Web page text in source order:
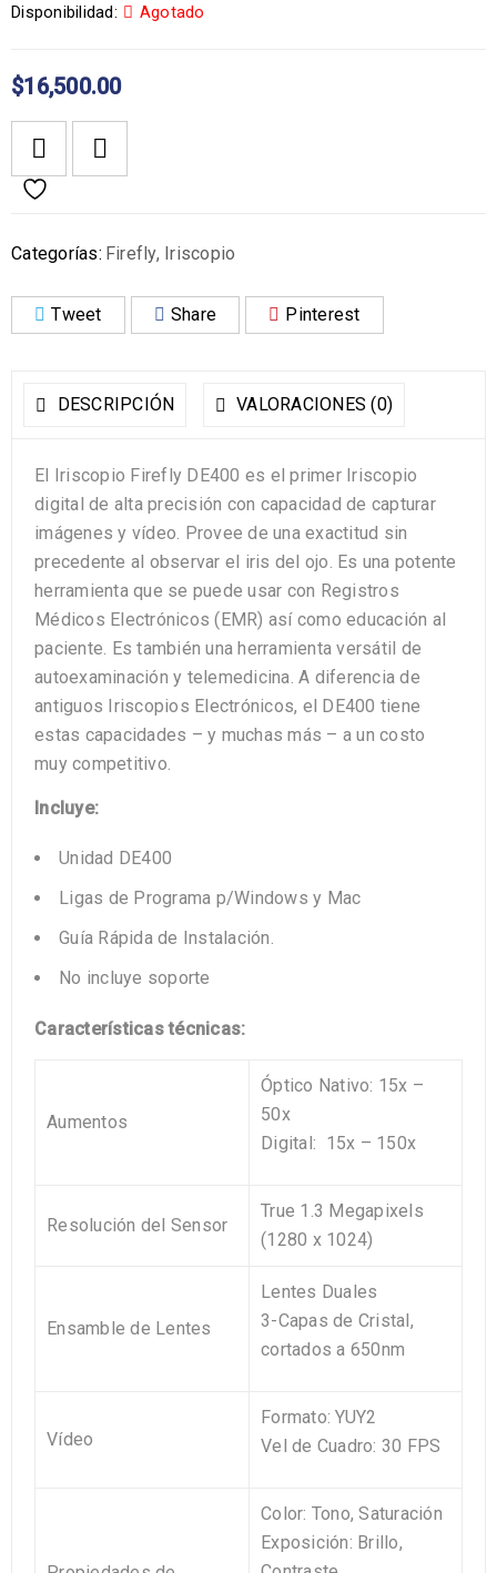
Disponibilidad: Agotado
$16,500.00
Categorías: Firefly, Iriscopio
Tweet Share Pinterest
DESCRIPCIÓN VALORACIONES (0)
El Iriscopio Firefly DE400 es el primer Iriscopio
digital de alta precisión con capacidad de capturar
imágenes y vídeo. Provee de una exactitud sin
precedente al observar el iris del ojo. Es una potente
herramienta que se puede usar con Registros
Médicos Electrónicos (EMR) así como educación al
paciente. Es también una herramienta versátil de
autoexaminación y telemedicina. A diferencia de
antiguos Iriscopios Electrónicos, el DE400 tiene
estas capacidades – y muchas más – a un costo
muy competitivo.
Incluye:
Unidad DE400
Ligas de Programa p/Windows y Mac
Guía Rápida de Instalación.
No incluye soporte
Características técnicas:
Aumentos
Óptico Nativo: 15x –
50x
Digital: 15x – 150x
Resolución del Sensor
True 1.3 Megapixels
(1280 x 1024)
Ensamble de Lentes
Lentes Duales
3-Capas de Cristal,
cortados a 650nm
Vídeo
Formato: YUY2
Vel de Cuadro: 30 FPS
Color: Tono, Saturación
Exposición: Brillo,